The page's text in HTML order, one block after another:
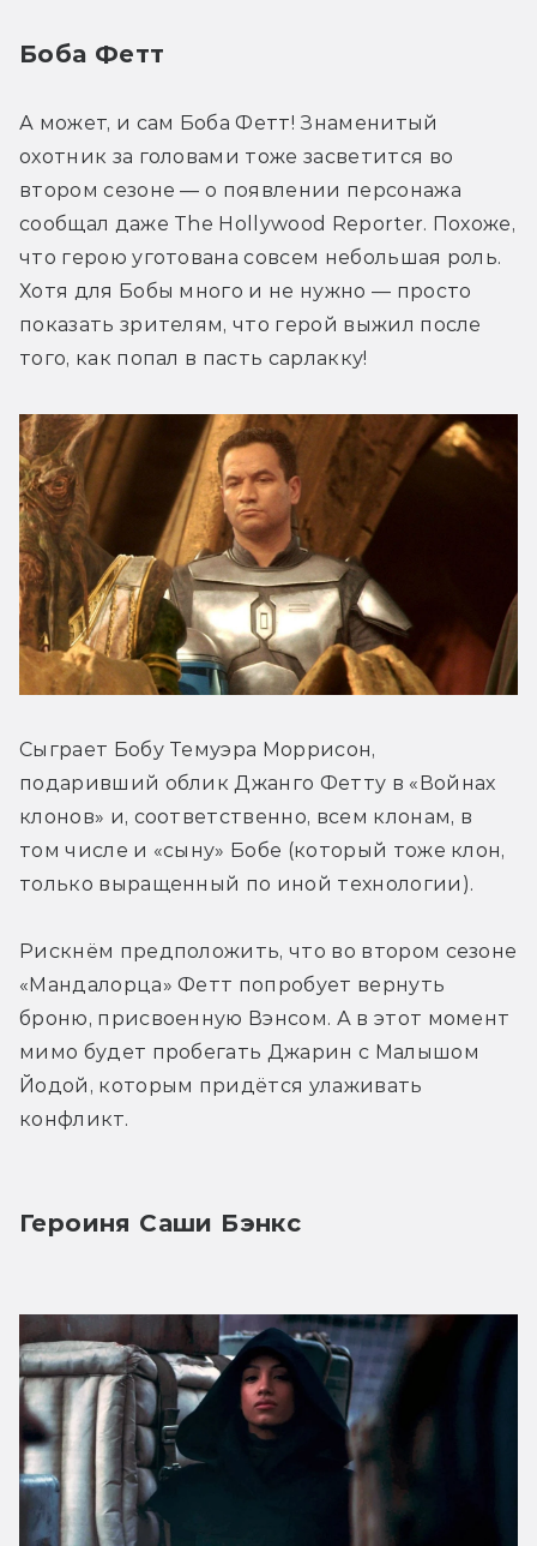
Боба Фетт
А может, и сам Боба Фетт! Знаменитый
охотник за головами тоже засветится во
втором сезоне — о появлении персонажа
сообщал даже The Hollywood Reporter. Похоже,
что герою уготована совсем небольшая роль.
Хотя для Бобы много и не нужно — просто
показать зрителям, что герой выжил после
того, как попал в пасть сарлакку!
Сыграет Бобу Темуэра Моррисон,
подаривший облик Джанго Фетту в «Войнах
клонов» и, соответственно, всем клонам, в
том числе и «сыну» Бобе (который тоже клон,
только выращенный по иной технологии).
Рискнём предположить, что во втором сезоне
«Мандалорца» Фетт попробует вернуть
броню, присвоенную Вэнсом. А в этот момент
мимо будет пробегать Джарин с Малышом
Йодой, которым придётся улаживать
конфликт.
Героиня Саши Бэнкс